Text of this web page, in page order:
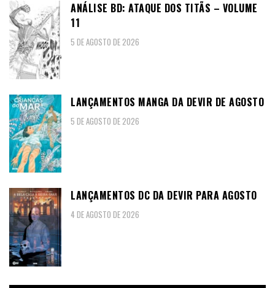
ANÁLISE BD: ATAQUE DOS TITÃS – VOLUME
11
5 DE AGOSTO DE 2026
LANÇAMENTOS MANGA DA DEVIR DE AGOSTO
5 DE AGOSTO DE 2026
LANÇAMENTOS DC DA DEVIR PARA AGOSTO
4 DE AGOSTO DE 2026